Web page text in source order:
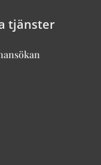
tjänster